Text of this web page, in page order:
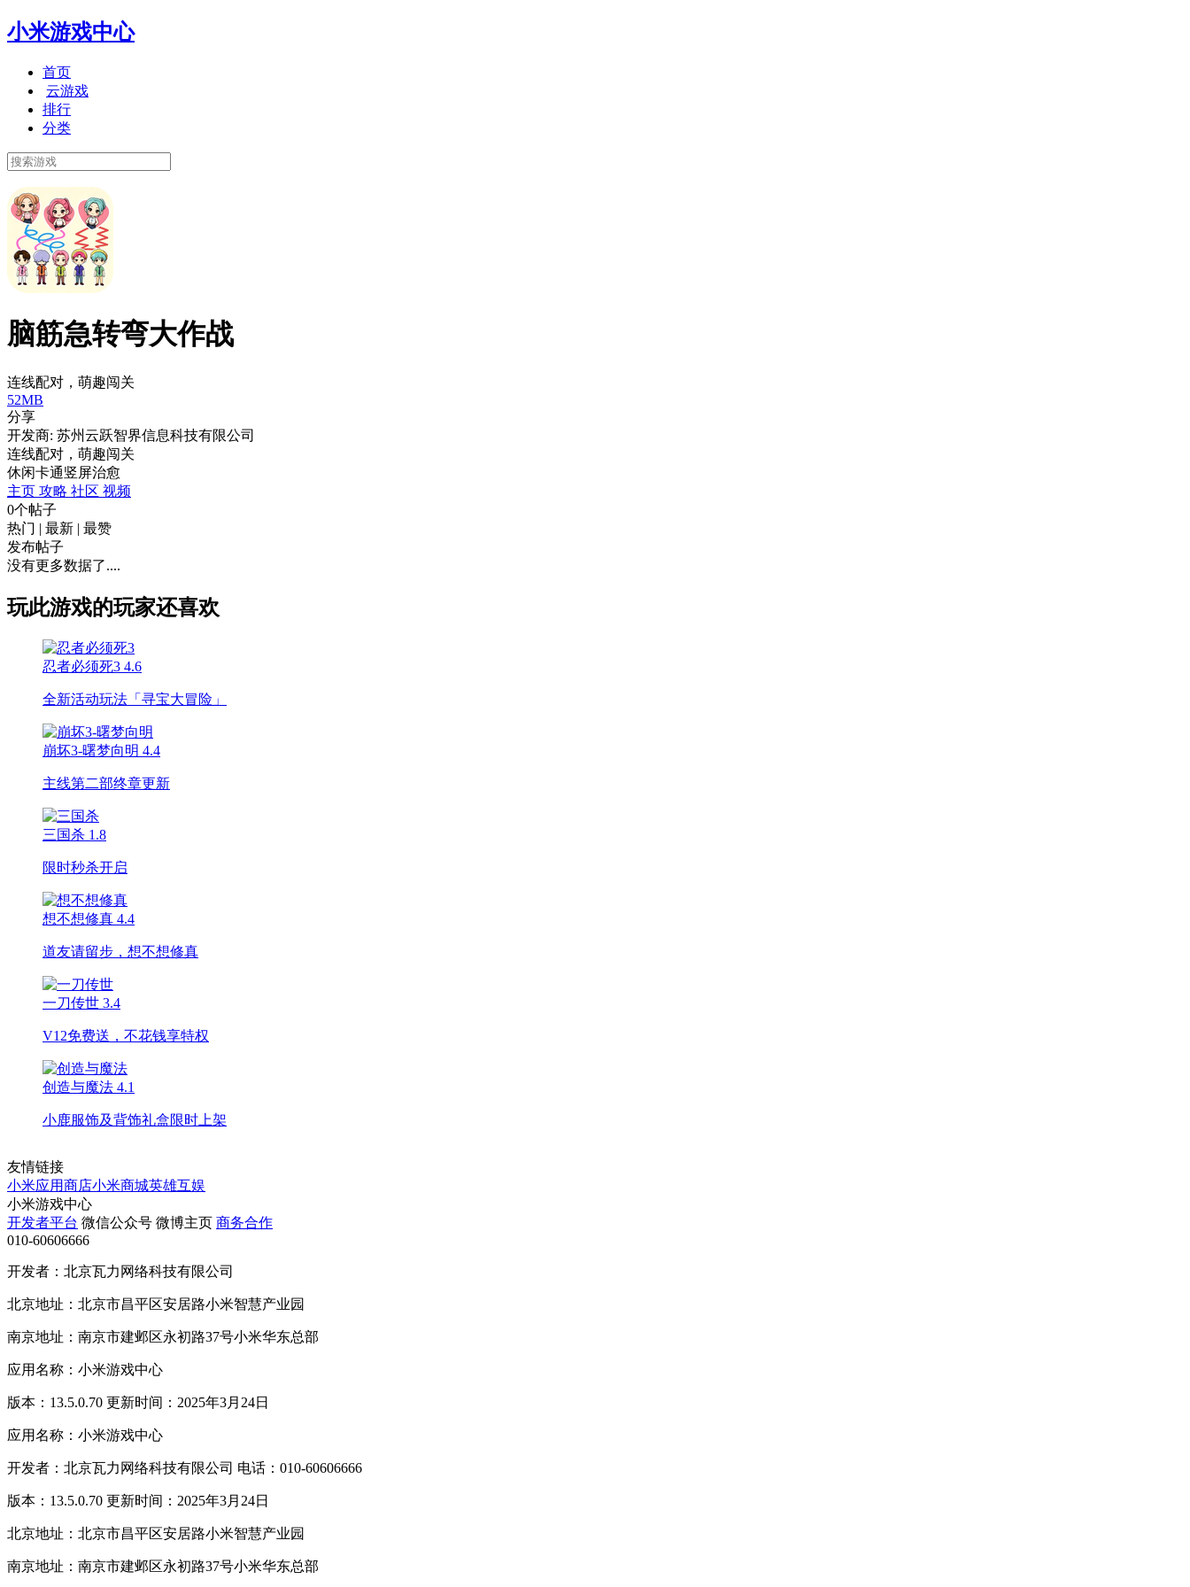
小米游戏中心
首页
云游戏
排行
分类
脑筋急转弯大作战
连线配对，萌趣闯关
52MB
分享
开发商: 苏州云跃智界信息科技有限公司
连线配对，萌趣闯关
休闲卡通竖屏治愈
主页 攻略 社区 视频
0个帖子
热门 | 最新 | 最赞
发布帖子
没有更多数据了....
玩此游戏的玩家还喜欢
忍者必须死3 4.6
全新活动玩法「寻宝大冒险」
崩坏3-曙梦向明 4.4
主线第二部终章更新
三国杀 1.8
限时秒杀开启
想不想修真 4.4
道友请留步，想不想修真
一刀传世 3.4
V12免费送，不花钱享特权
创造与魔法 4.1
小鹿服饰及背饰礼盒限时上架
友情链接
小米应用商店小米商城英雄互娱
小米游戏中心
开发者平台 微信公众号 微博主页 商务合作
010-60606666
开发者：北京瓦力网络科技有限公司
北京地址：北京市昌平区安居路小米智慧产业园
南京地址：南京市建邺区永初路37号小米华东总部
应用名称：小米游戏中心
版本：13.5.0.70 更新时间：2025年3月24日
应用名称：小米游戏中心
开发者：北京瓦力网络科技有限公司 电话：010-60606666
版本：13.5.0.70 更新时间：2025年3月24日
北京地址：北京市昌平区安居路小米智慧产业园
南京地址：南京市建邺区永初路37号小米华东总部